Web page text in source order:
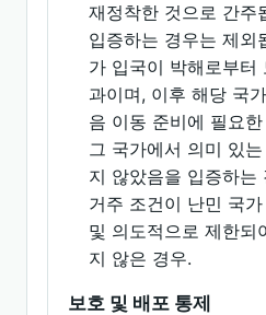
재정착한 것으로 간주
입증하는 경우는 제외
가 입국이 박해로부터
과이며, 이후 해당 국
음 이동 준비에 필요
그 국가에서 의미 있
지 않았음을 입증하
거주 조건이 난민 국
및 의도적으로 제한되
지 않은 경우.
보호 및 배포 통제